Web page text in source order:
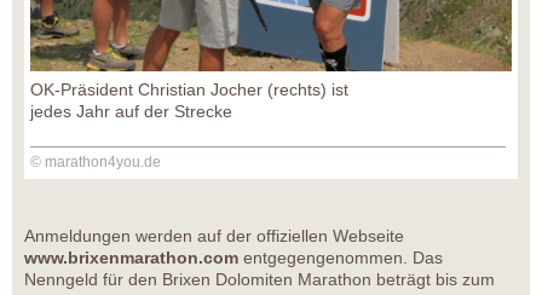
OK-Präsident Christian Jocher (rechts) ist
jedes Jahr auf der Strecke
© marathon4you.de
Anmeldungen werden auf der offiziellen Webseite
www.brixenmarathon.com entgegengenommen. Das
Nenngeld für den Brixen Dolomiten Marathon beträgt bis zum